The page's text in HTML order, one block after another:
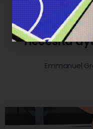
Otro
necesita
Emmanuel